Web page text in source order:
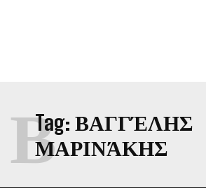
Tag: ΒΑΓΓΈΛΗΣ
ΜΑΡΙΝΆΚΗΣ
Β